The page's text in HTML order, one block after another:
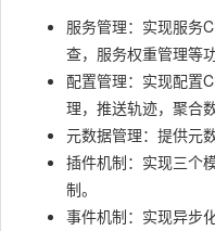
服务管理：实现服务
查，服务权重管理等功
配置管理：实现配置
理，推送轨迹，聚合
元数据管理：提供元
插件机制：实现三个
制。
事件机制：实现异步